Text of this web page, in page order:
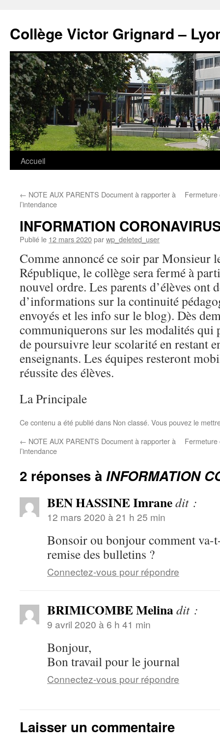
contenu
Collège Victor Grignard –
Accueil
← NOTE AUX PARENTS Document à rapporter à
l’intendance
Fermeture
INFORMATION
Publié le 12 mars 2020parwp_deleted_user
Comme annoncé ce soir par Monsieur
République, le collège sera fermé à
nouvel ordre. Les parents d’élèves ont
d’informations sur la continuité
envoyés et les info sur le blog). Dès
communiquerons sur les modalités qui
de poursuivre leur scolarité en restant
enseignants. Les équipes resteront
réussite des élèves.
La Principale
Ce contenu a été publié dans Non classé. Vous pouvez le
← NOTE AUX PARENTS Document à rapporter à
l’intendance
Fermeture
2 réponses à INFORMATION
BEN HASSINE Imranedit :
12 mars 2020 à 21 h 25 min
Bonsoir ou bonjour comment va-
remise des bulletins ?
Connectez-vous pour répondre
BRIMICOMBE Melinadit :
9 avril 2020 à 6 h 41 min
Bonjour,
Bon travail pour le journal
Connectez-vous pour répondre
Laisser un commentaire